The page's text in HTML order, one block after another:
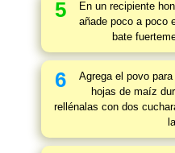
5
En un recipiente
añade poco a poco
bate
6
Agrega el povo
hojas de maíz
rellénalas con dos